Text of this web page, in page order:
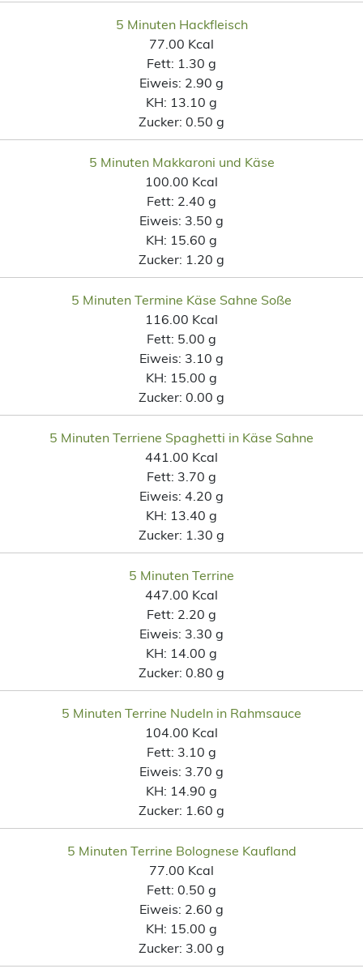
5 Minuten Hackfleisch
77.00 Kcal
Fett: 1.30 g
Eiweis: 2.90 g
KH: 13.10 g
Zucker: 0.50 g
5 Minuten Makkaroni und Käse
100.00 Kcal
Fett: 2.40 g
Eiweis: 3.50 g
KH: 15.60 g
Zucker: 1.20 g
5 Minuten Termine Käse Sahne Soße
116.00 Kcal
Fett: 5.00 g
Eiweis: 3.10 g
KH: 15.00 g
Zucker: 0.00 g
5 Minuten Terriene Spaghetti in Käse Sahne
441.00 Kcal
Fett: 3.70 g
Eiweis: 4.20 g
KH: 13.40 g
Zucker: 1.30 g
5 Minuten Terrine
447.00 Kcal
Fett: 2.20 g
Eiweis: 3.30 g
KH: 14.00 g
Zucker: 0.80 g
5 Minuten Terrine Nudeln in Rahmsauce
104.00 Kcal
Fett: 3.10 g
Eiweis: 3.70 g
KH: 14.90 g
Zucker: 1.60 g
5 Minuten Terrine Bolognese Kaufland
77.00 Kcal
Fett: 0.50 g
Eiweis: 2.60 g
KH: 15.00 g
Zucker: 3.00 g